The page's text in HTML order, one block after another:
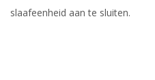
slaafeenheid aan te sluiten.